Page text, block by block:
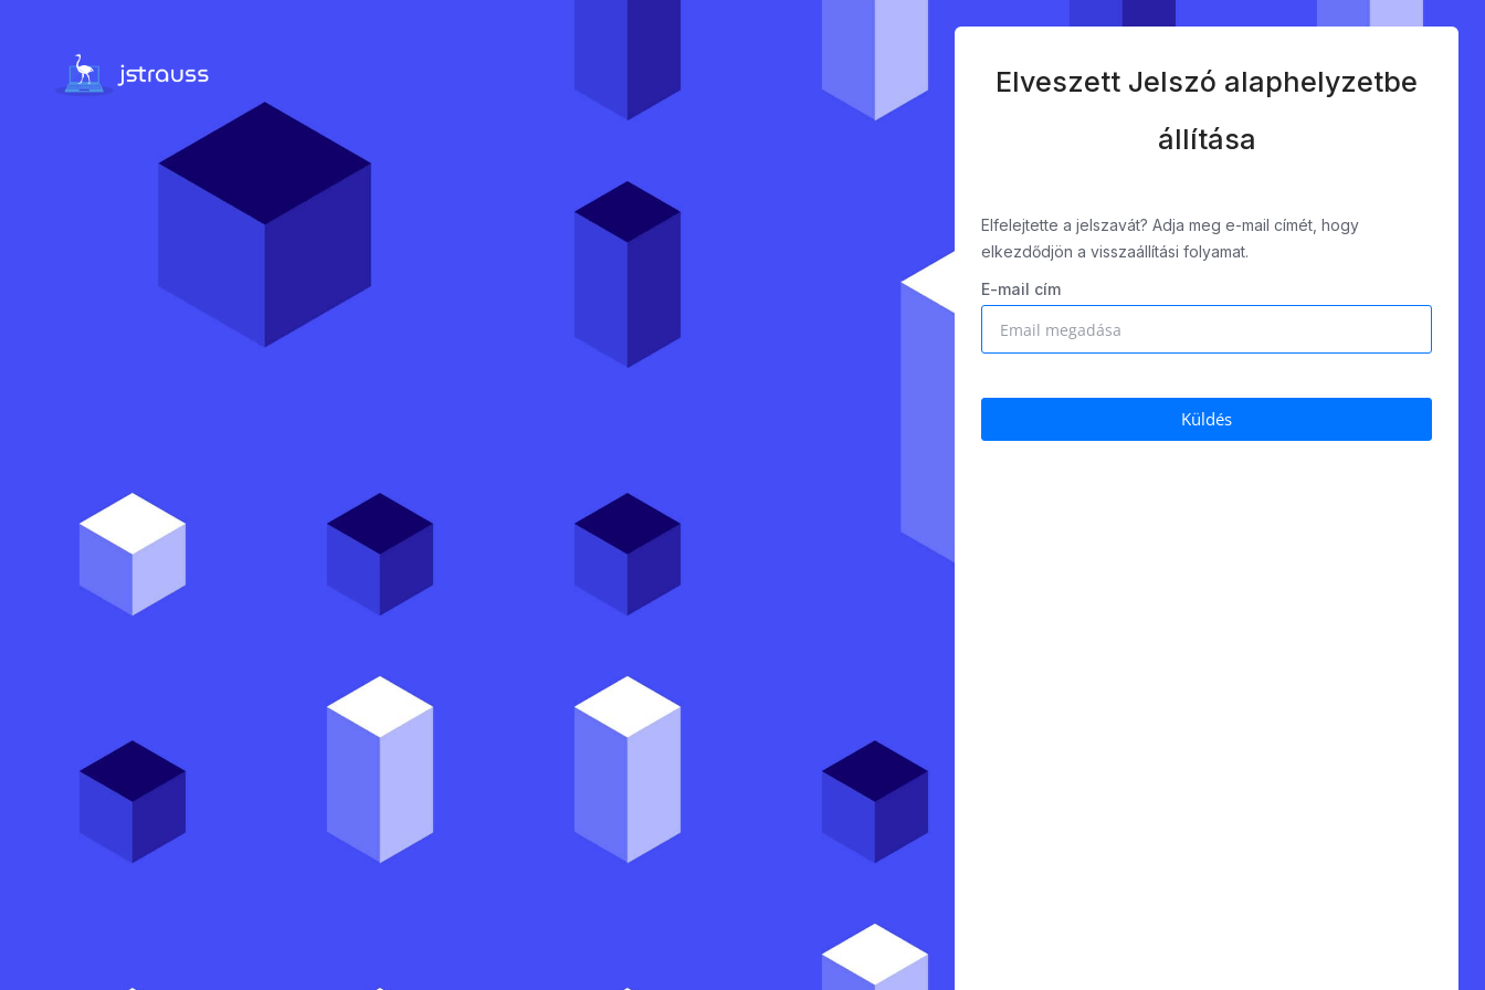
Elveszett Jelszó alaphelyzetbe
állítása
Elfelejtette a jelszavát? Adja meg e-mail címét, hogy
elkezdődjön a visszaállítási folyamat.
E-mail cím
Küldés